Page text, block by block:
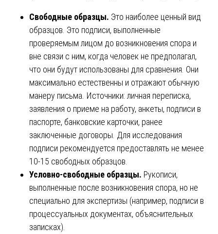
Свободные образцы. Это наиболее ценный вид
образцов. Это подписи, выполненные
проверяемым лицом до возникновения спора и
вне связи с ним, когда человек не предполагал,
что они будут использованы для сравнения. Они
максимально естественны и отражают обычную
манеру письма. Источники: личная переписка,
заявления о приеме на работу, анкеты, подписи в
паспорте, банковские карточки, ранее
заключенные договоры. Для исследования
подписи рекомендуется предоставлять не менее
10-15 свободных образцов.
Условно-свободные образцы. Рукописи,
выполненные после возникновения спора, но не
специально для экспертизы (например, подписи в
процессуальных документах, объяснительных
записках).